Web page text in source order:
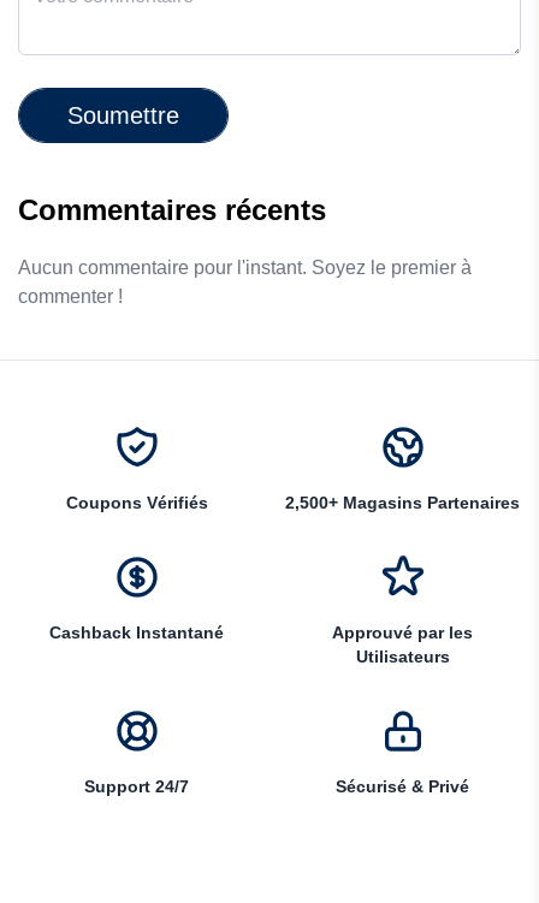
Soumettre
Commentaires récents
Aucun commentaire pour l'instant. Soyez le premier à
commenter !
Coupons Vérifiés 2,500+ Magasins Partenaires
Cashback Instantané
Approuvé par les
Utilisateurs
Support 24/7 Sécurisé & Privé